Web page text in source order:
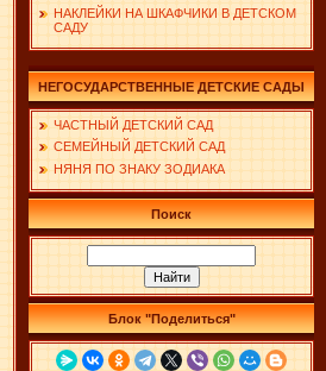
НАКЛЕЙКИ НА ШКАФЧИКИ В ДЕТСКОМ
САДУ
НЕГОСУДАРСТВЕННЫЕ ДЕТСКИЕ САДЫ
ЧАСТНЫЙ ДЕТСКИЙ САД
СЕМЕЙНЫЙ ДЕТСКИЙ САД
НЯНЯ ПО ЗНАКУ ЗОДИАКА
Поиск
Блок "Поделиться"